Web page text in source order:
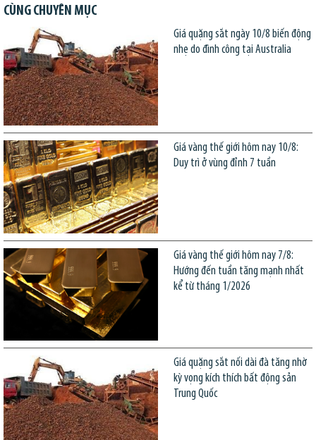
CÙNG CHUYÊN MỤC
Giá quặng sắt ngày 10/8 biến động
nhẹ do đình công tại Australia
Giá vàng thế giới hôm nay 10/8:
Duy trì ở vùng đỉnh 7 tuần
Giá vàng thế giới hôm nay 7/8:
Hướng đến tuần tăng mạnh nhất
kể từ tháng 1/2026
Giá quặng sắt nối dài đà tăng nhờ
kỳ vọng kích thích bất động sản
Trung Quốc